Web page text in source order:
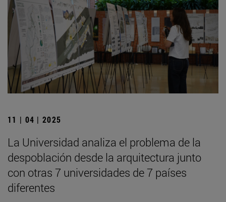
11 | 04 | 2025
La Universidad analiza el problema de la
despoblación desde la arquitectura junto
con otras 7 universidades de 7 países
diferentes